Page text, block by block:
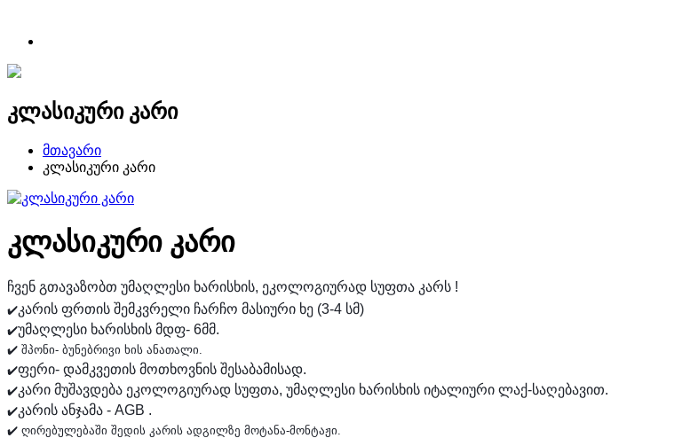
კლასიკური კარი
მთავარი
კლასიკური კარი
კლასიკური კარი
ჩვენ გთავაზობთ უმაღლესი ხარისხის, ეკოლოგიურად სუფთა კარს !
✔️კარის ფრთის შემკვრელი ჩარჩო მასიური ხე (3-4 სმ)
✔️უმაღლესი ხარისხის მდფ- 6მმ.
✔️ შპონი- ბუნებრივი ხის ანათალი.
✔️ფერი- დამკვეთის მოთხოვნის შესაბამისად.
✔️კარი მუშავდება ეკოლოგიურად სუფთა, უმაღლესი ხარისხის იტალიური ლაქ-საღებავით.
✔️კარის ანჯამა - AGB .
✔️ ღირებულებაში შედის კარის ადგილზე მოტანა-მონტაჟი.